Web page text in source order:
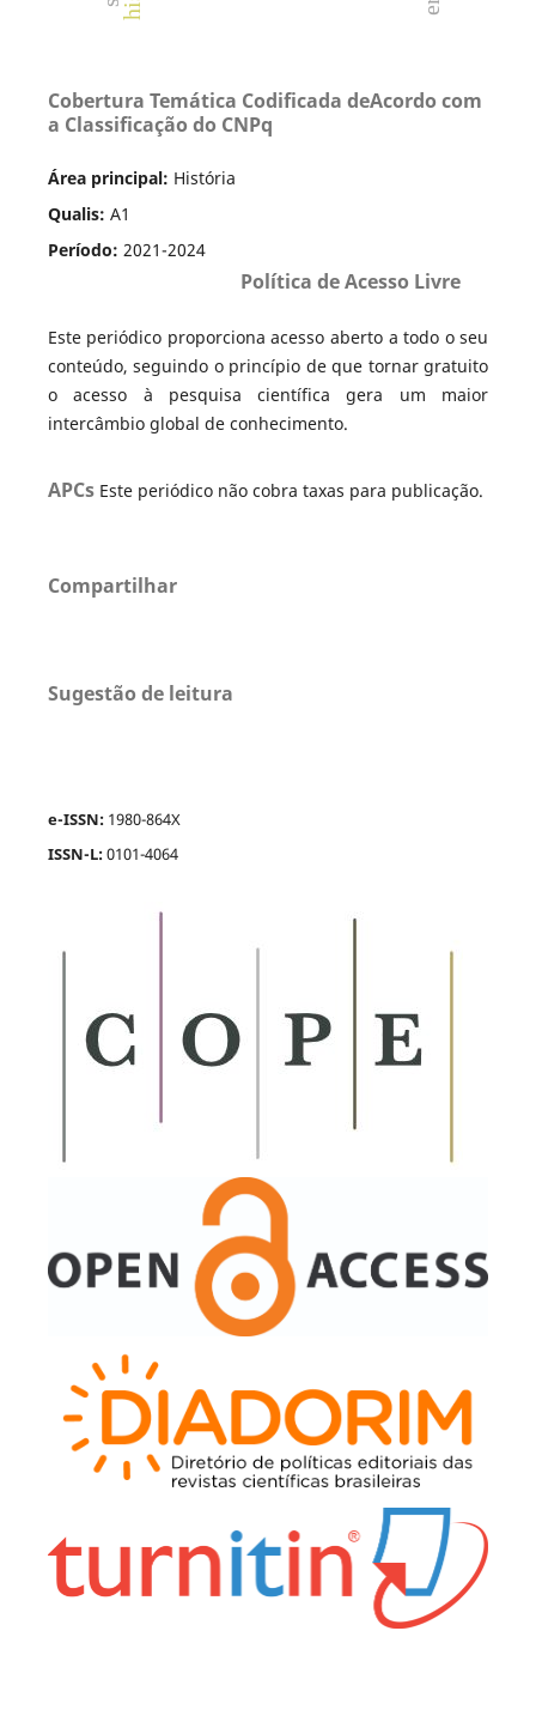
Cobertura Temática Codificada deAcordo com
a Classificação do CNPq
Área principal: História
Qualis: A1
Período: 2021-2024
Política de Acesso Livre
Este periódico proporciona acesso aberto a todo o seu
conteúdo, seguindo o princípio de que tornar gratuito
o acesso à pesquisa científica gera um maior
intercâmbio global de conhecimento.
APCs Este periódico não cobra taxas para publicação.
Compartilhar
Sugestão de leitura
e-ISSN: 1980-864X
ISSN-L:0101-4064